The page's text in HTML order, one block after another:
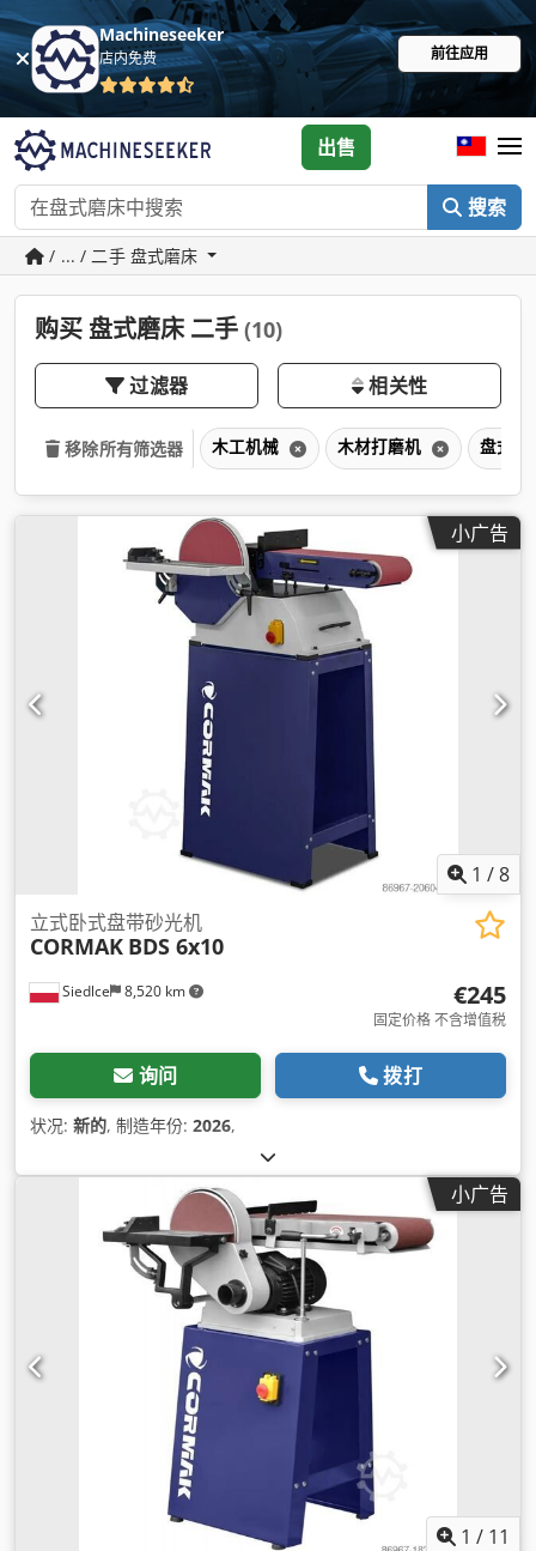
Machineseeker
店内免费 前往应用
搜索
出售
/ ... / 二手 盘式磨床
购买 盘式磨床 二手 (10)
过滤器 相关性
移除所有筛选器 木工机械 木材打磨机 盘式
小广告
1 /8
Siedlce 8,520 km
立式卧式盘带砂光机
CORMAK BDS 6x10
€245
固定价格 不含增值税
询问 拨打
状况: 新的, 制造年份: 2026,
小广告
1 / 11